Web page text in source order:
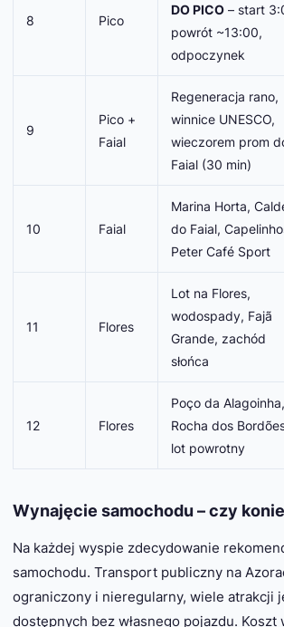
8 Pico
DO PICO – start
powrót ~13:00,
odpoczynek
9
Pico +
Faial
Regeneracja rano,
winnice UNESCO,
wieczorem prom
Faial (30 min)
10 Faial
Marina Horta,
do Faial,
Peter Café Sport
11 Flores
Lot na Flores,
wodospady, Fajã
Grande, zachód
słońca
12 Flores
Poço da Alagoinha,
Rocha dos
lot powrotny
Wynajęcie samochodu – czy
Na każdej wyspie zdecydowanie
samochodu. Transport publiczny na
ograniczony i nieregularny, wiele atrakcji
dostępnych bez własnego pojazdu. Koszt